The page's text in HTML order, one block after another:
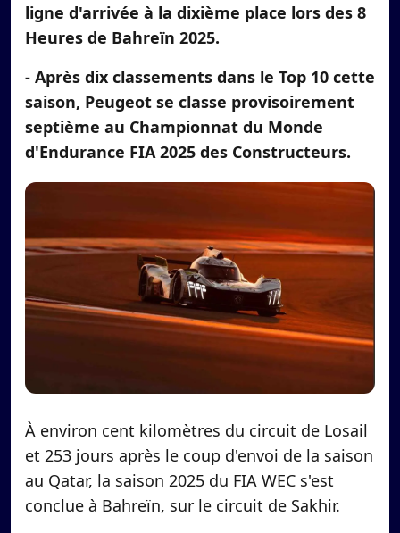
ligne d'arrivée à la dixième place lors des 8
Heures de Bahreïn 2025.
- Après dix classements dans le Top 10 cette
saison, Peugeot se classe provisoirement
septième au Championnat du Monde
d'Endurance FIA 2025 des Constructeurs.
À environ cent kilomètres du circuit de Losail
et 253 jours après le coup d'envoi de la saison
au Qatar, la saison 2025 du FIA WEC s'est
conclue à Bahreïn, sur le circuit de Sakhir.